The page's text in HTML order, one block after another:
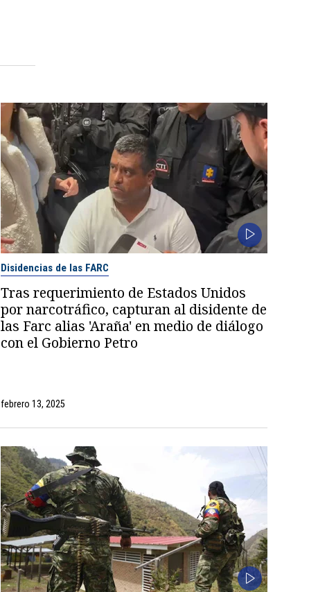
Disidencias de las FARC
Tras requerimiento de Estados Unidos
por narcotráfico, capturan al disidente de
las Farc alias 'Araña' en medio de diálogo
con el Gobierno Petro
febrero 13, 2025